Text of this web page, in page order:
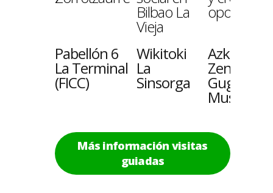
Bilbao La
Vieja
Pabellón 6
La Terminal
(FICC)
Wikitoki
La
Sinsorga
Azkuna
Zentroa
Museum
Más información visitas
guiadas